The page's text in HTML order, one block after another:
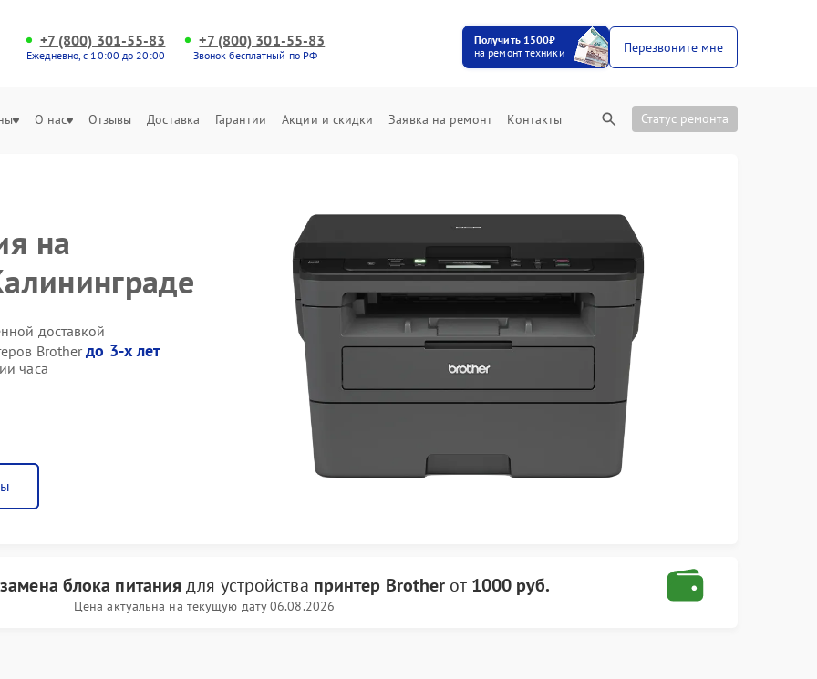
+7 (800) 301-55-83
Ежедневно, с 10:00 до 20:00
+7 (800) 301-55-83
Звонок бесплатный по РФ
Получить 1500₽
на ремонт техники
Перезвоните мне
О нас Отзывы Доставка Гарантии Акции и скидки Заявка на ремонт Контакты Статус ремонта
на
доставкой
Brotherдо 3-х лет
часа
замена блока питания для устройства принтер Brother от 1000 руб.
Цена актуальна на текущую дату 06.08.2026